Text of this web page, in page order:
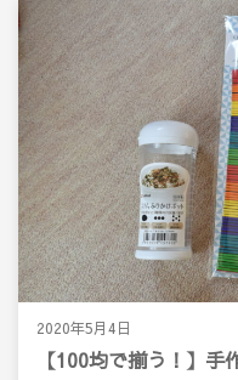
2020年5月4日
【100均で揃う！】手